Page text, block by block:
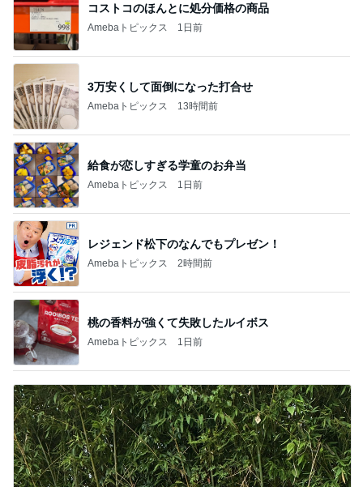
コストコのほんとに処分価格の商品
Amebaトピックス 1日前
3万安くして面倒になった打合せ
Amebaトピックス 13時間前
給食が恋しすぎる学童のお弁当
Amebaトピックス 1日前
レジェンド松下のなんでもプレゼン！
Amebaトピックス 2時間前
桃の香料が強くて失敗したルイボス
Amebaトピックス 1日前